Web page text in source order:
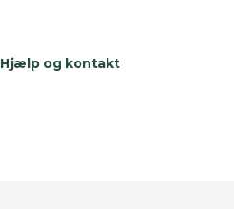
Hjælp og kontakt